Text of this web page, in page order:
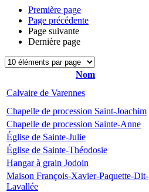
Première page
Page précédente
Page suivante
Dernière page
Nom
Calvaire de Varennes
Chapelle de procession Saint-Joachim
Chapelle de procession Sainte-Anne
Église de Sainte-Julie
Église de Sainte-Théodosie
Hangar à grain Jodoin
Maison François-Xavier-Paquette-Dit-
Lavallée